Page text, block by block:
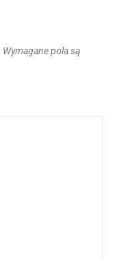
Wymagane pola są